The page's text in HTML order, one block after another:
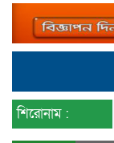
শিরোনাম :